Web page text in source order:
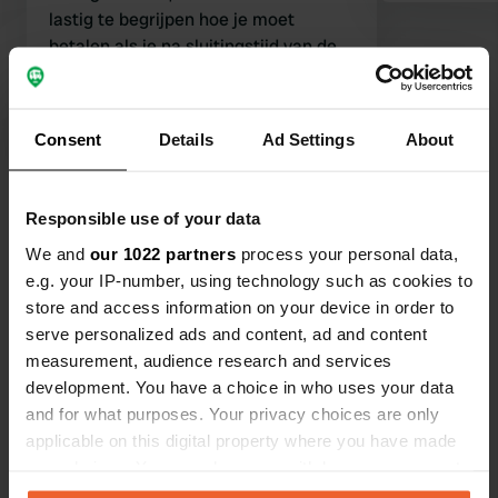
Consent Details Ad Settings About
Responsible use of your data
We and our 1022 partners process your personal data,
e.g. your IP-number, using technology such as cookies to
store and access information on your device in order to
serve personalized ads and content, ad and content
measurement, audience research and services
development. You have a choice in who uses your data
and for what purposes. Your privacy choices are only
applicable on this digital property where you have made
any time from the Cookie Declaration or by clicking on
lastig te begrijpen hoe je moet
betalen als je na sluitingstijd van de
fris.
Ben jij hier geweest?
Contact
Locatie